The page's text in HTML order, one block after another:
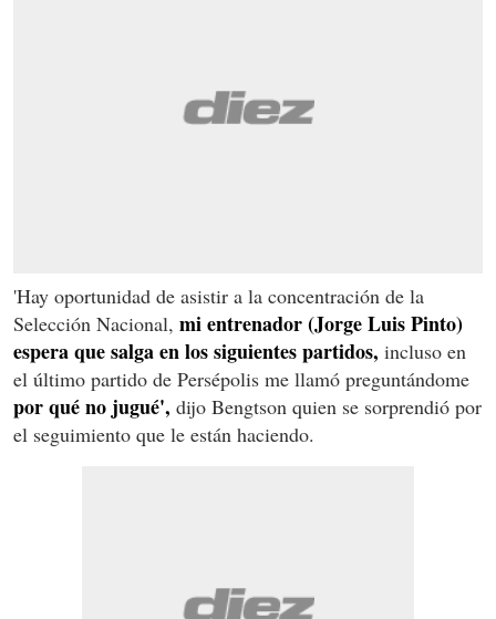
'Hay oportunidad de asistir a la concentración de la
Selección Nacional, mi entrenador (Jorge Luis Pinto)
espera que salga en los siguientes partidos, incluso en
el último partido de Persépolis me llamó preguntándome
por qué no jugué', dijo Bengtson quien se sorprendió por
el seguimiento que le están haciendo.